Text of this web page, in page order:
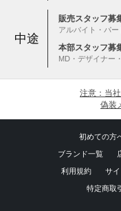
中途
販売スタッフ募
アルバイト・パー
本部スタッフ募
MD・デザイナー
注意：当
偽装
初めての方
ブランド一覧
利用規約 サ
特定商取